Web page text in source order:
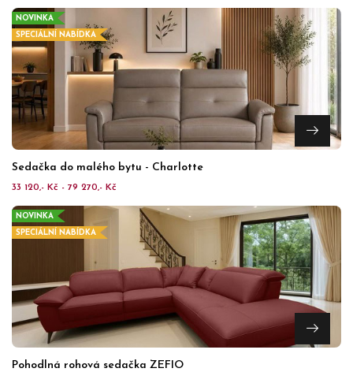
NOVINKA
SPECIÁLNÍ NABÍDKA
Sedačka do malého bytu - Charlotte
33 120,- Kč - 79 270,- Kč
NOVINKA
SPECIÁLNÍ NABÍDKA
Pohodlná rohová sedačka ZEFIO